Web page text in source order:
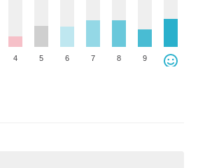
4 5 6 7 8 9